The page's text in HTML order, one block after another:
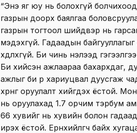
“Энэ яг юу нь болохгүй
газрын доорх баялгаа
газрын тогтоол шийдвэр нь
мэдэхгүй. Гадаадын байгууллагыг
хөдлөхгүй. Би чинь нэлээд
Би хийсэн ажлаараа бахархдаг,
ажлыг би өөрөө хариуцвал
хөрөнгө оруулалт хийгдэх ёстой.
нь оруулахад 1.7 орчим тэрбум
66 хувийг нь хувийн болон
ирэх ёстой. Ерөнхийлөгч байх